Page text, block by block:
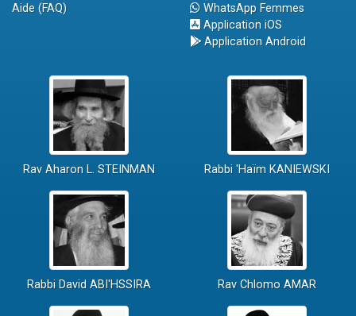
Aide (FAQ)
WhatsApp Femmes
Application iOS
Application Android
Rav Aharon L. STEINMAN Rabbi 'Haïm KANIEWSKI
Rabbi David ABI'HSSIRA Rav Chlomo AMAR